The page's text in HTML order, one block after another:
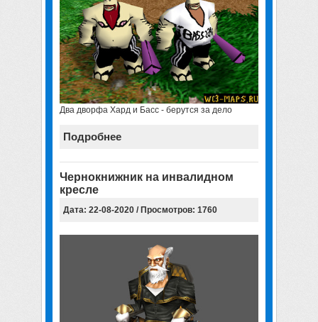
Два дворфа Хард и Басс - берутся за дело
Подробнее
Чернокнижник на инвалидном
кресле
Дата: 22-08-2020 / Просмотров: 1760